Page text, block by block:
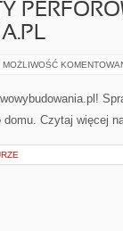
MOŻLIWOŚĆ
Czytaj więcej